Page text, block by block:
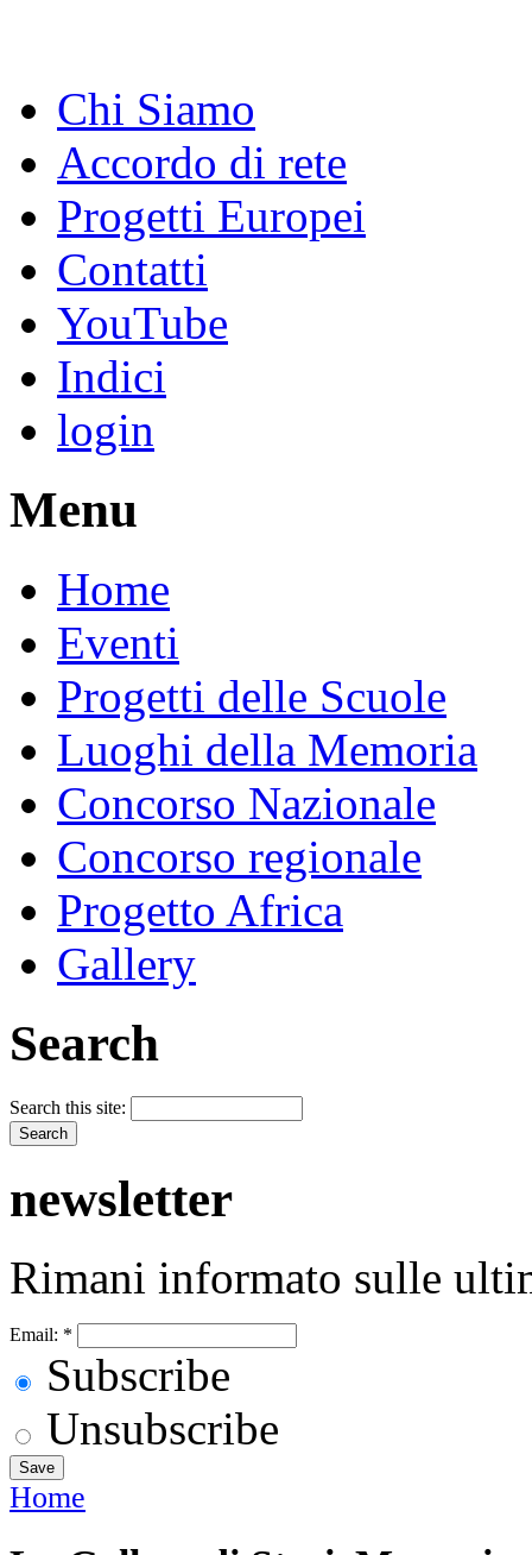
Chi Siamo
Accordo di rete
Progetti Europei
Contatti
YouTube
Indici
login
Menu
Home
Eventi
Progetti delle Scuole
Luoghi della Memoria
Concorso Nazionale
Concorso regionale
Progetto Africa
Gallery
Search
Search this site:
newsletter
Rimani informato sulle
Email: *
Subscribe
Unsubscribe
Home